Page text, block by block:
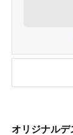
オリジナル